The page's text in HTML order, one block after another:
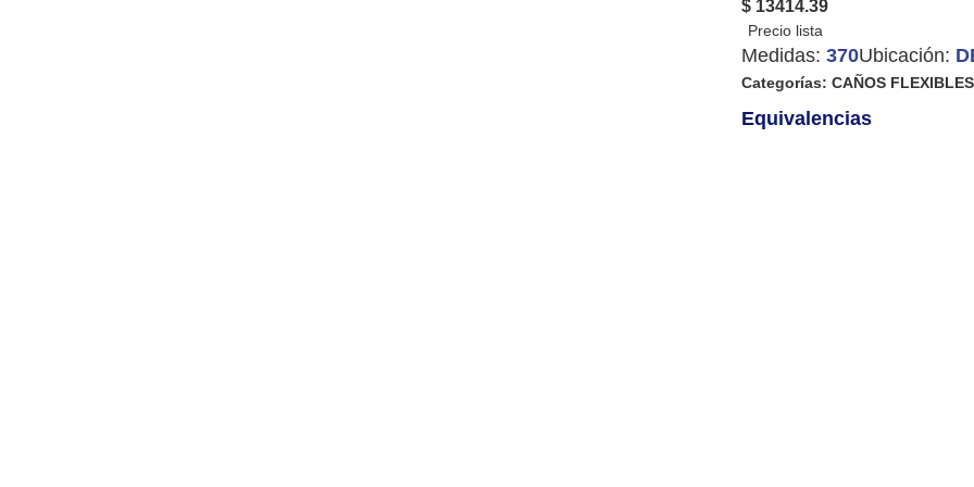
$ 13414.39
Medidas: 370Ubicación:
Categorías: CAÑOS FLEXIBLES
Equivalencias